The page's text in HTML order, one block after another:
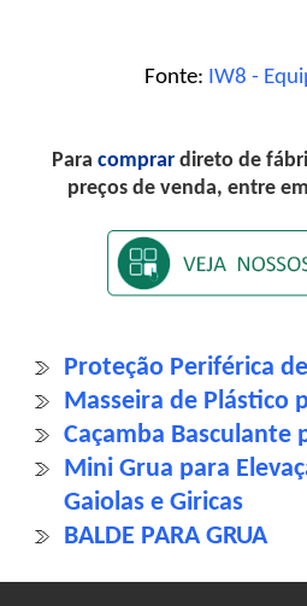
Fonte: IW8 -
Para comprar direto de
preços de venda, entre
Proteção Periférica
Masseira de Plástico
Caçamba Basculante
Mini Grua para
Gaiolas e Giricas
BALDE PARA GRUA